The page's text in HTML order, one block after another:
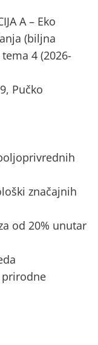
A – Eko
(biljna
4 (2026-
Pučko
značajnih
od 20% unutar
prirodne